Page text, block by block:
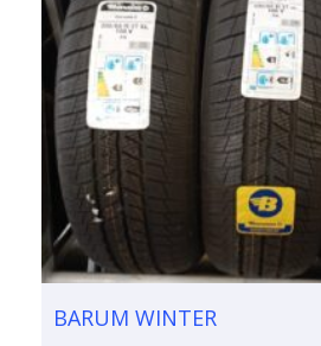
BARUM WINTER